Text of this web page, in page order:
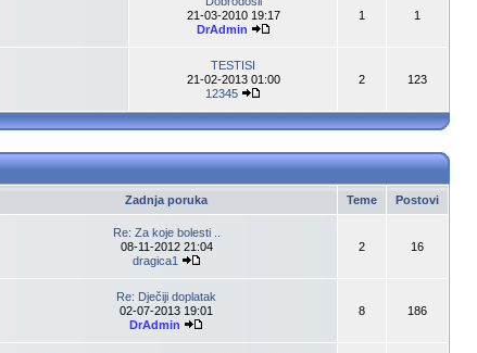
21-03-2010 19:17
DrAdmin
1 1
TESTISI
21-02-2013 01:00
12345
2 123
Zadnja poruka Teme Postovi
Re: Za koje bolesti ..
08-11-2012 21:04
dragica1
2 16
Re: Dječiji doplatak
02-07-2013 19:01
DrAdmin
8 186